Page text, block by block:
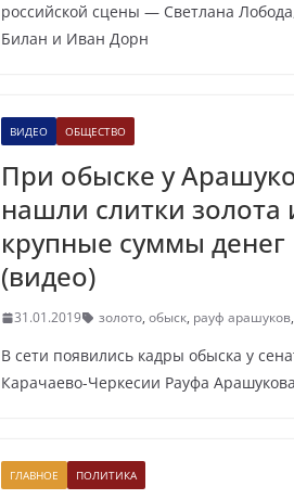
российской сцены — Светлана
Билан и Иван Дорн
ВИДЕО ОБЩЕСТВО
При обыске у
нашли слитки золота
крупные суммы денег
(видео)
31.01.2019 золото, обыск, рауф арашуков,
В сети появились кадры обыска у
Карачаево-Черкесии Рауфа Арашукова
ГЛАВНОЕ ПОЛИТИКА